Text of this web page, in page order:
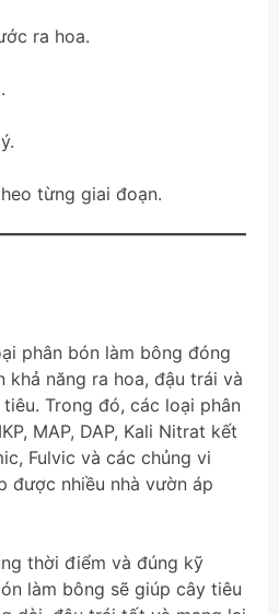
ra hoa.
từng giai đoạn.
phân bón làm bông đóng
năng ra hoa, đậu trái và
Trong đó, các loại phân
MAP, DAP, Kali Nitrat kết
Fulvic và các chủng vi
được nhiều nhà vườn áp
thời điểm và đúng kỹ
làm bông sẽ giúp cây tiêu